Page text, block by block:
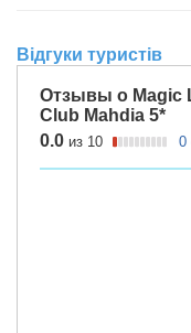
Відгуки туристів